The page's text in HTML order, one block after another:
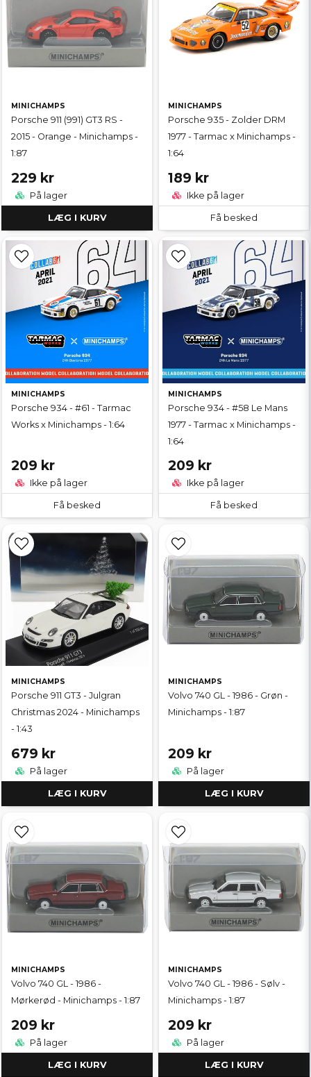
MINICHAMPS
Porsche 911 (991) GT3 RS -
2015 - Orange - Minichamps -
1:87
229 kr
På lager
LÆG I KURV
MINICHAMPS
Porsche 935 - Zolder DRM
1977 - Tarmac x Minichamps -
1:64
189 kr
Ikke på lager
Få besked
MINICHAMPS
Porsche 934 - #61 - Tarmac
Works x Minichamps - 1:64
209 kr
Ikke på lager
Få besked
MINICHAMPS
Porsche 934 - #58 Le Mans
1977 - Tarmac x Minichamps -
1:64
209 kr
Ikke på lager
Få besked
MINICHAMPS
Porsche 911 GT3 - Julgran
Christmas 2024 - Minichamps
- 1:43
679 kr
På lager
LÆG I KURV
MINICHAMPS
Volvo 740 GL - 1986 - Grøn -
Minichamps - 1:87
209 kr
På lager
LÆG I KURV
MINICHAMPS
Volvo 740 GL - 1986 -
Mørkerød - Minichamps - 1:87
209 kr
På lager
LÆG I KURV
MINICHAMPS
Volvo 740 GL - 1986 - Sølv -
Minichamps - 1:87
209 kr
På lager
LÆG I KURV